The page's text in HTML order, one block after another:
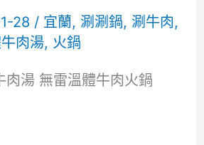
28 / 宜蘭, 涮涮鍋, 涮牛肉,
肉湯, 火鍋
肉湯 無雷溫體牛肉火鍋